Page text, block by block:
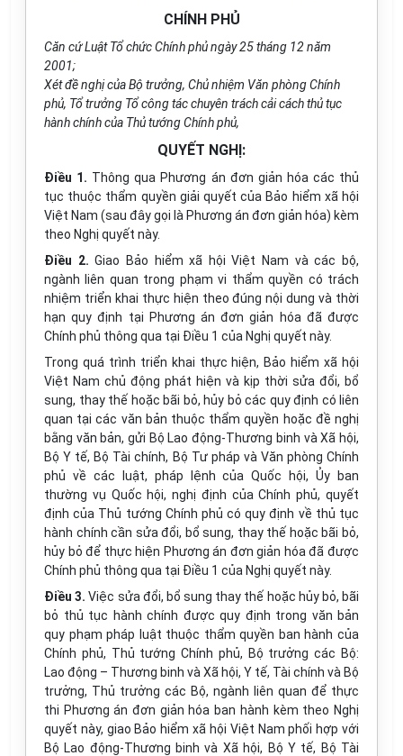
CHÍNH PHỦ
Căn cứ Luật Tổ chức Chính phủ ngày 25 tháng 12 năm
2001;
Xét đề nghị của Bộ trưởng, Chủ nhiệm Văn phòng Chính
phủ, Tổ trưởng Tổ công tác chuyên trách cải cách thủ tục
hành chính của Thủ tướng Chính phủ,
QUYẾT NGHỊ:
Điều 1. Thông qua Phương án đơn giản hóa các thủ
tục thuộc thẩm quyền giải quyết của Bảo hiểm xã hội
Việt Nam (sau đây gọi là Phương án đơn giản hóa) kèm
theo Nghị quyết này.
Điều 2. Giao Bảo hiểm xã hội Việt
Nam và các bộ,
ngành liên quan trong phạm vi thẩm quyền có trách
nhiệm triển khai thực hiện theo đúng nội dung và thời
hạn quy định tại Phương án đơn giản hóa đã được
Chính phủ thông qua tại Điều 1 của Nghị quyết này.
Trong quá trình triển khai thực hiện, Bảo hiểm xã hội
Việt Nam chủ động phát hiện và kịp thời sửa đổi, bổ
sung, thay thế hoặc bãi bỏ, hủy bỏ các quy định có liên
quan tại các văn bản thuộc thẩm quyền hoặc đề nghị
bằng văn bản, gửi Bộ Lao động-Thương binh và Xã hội,
Bộ Y tế, Bộ Tài chính, Bộ Tư pháp và Văn phòng Chính
phủ về các luật, pháp lệnh của Quốc hội, Ủy ban
thường vụ Quốc hội, nghị định của Chính phủ, quyết
định của Thủ tướng Chính phủ có quy định về thủ tục
hành chính cần sửa đổi, bổ sung, thay thế hoặc bãi bỏ,
hủy bỏ để thực hiện Phương án đơn giản hóa đã được
Chính phủ thông qua tại Điều 1 của Nghị quyết này.
Điều 3. Việc sửa đổi, bổ sung thay thế hoặc hủy bỏ, bãi
bỏ thủ tục hành chính được quy định trong văn bản
quy phạm pháp luật thuộc thẩm quyền ban hành của
Chính phủ, Thủ tướng Chính phủ, Bộ trưởng các Bộ:
Lao động – Thương binh và Xã hội, Y tế, Tài chính và Bộ
trưởng, Thủ trưởng các Bộ, ngành liên quan để thực
thi Phương án đơn giản hóa ban hành kèm theo Nghị
quyết này, giao Bảo hiểm xã hội Việt Nam phối hợp với
Bộ Lao động-Thương binh và Xã hội, Bộ Y tế, Bộ Tài